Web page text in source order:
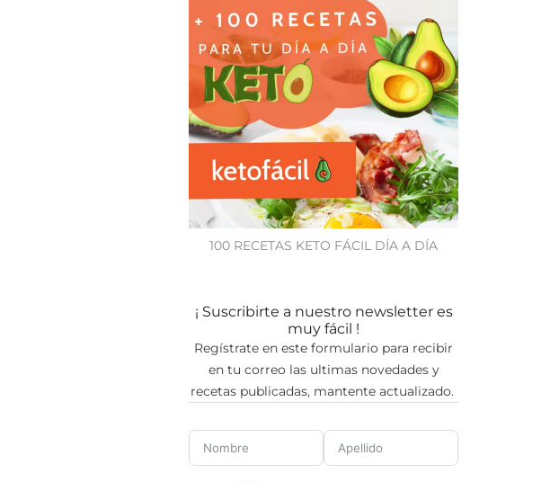
100 RECETAS KETO FÁCIL DÍA A DÍA
¡ Suscribirte a nuestro newsletter es
muy fácil !
Regístrate en este formulario para recibir
en tu correo las ultimas novedades y
recetas publicadas, mantente actualizado.